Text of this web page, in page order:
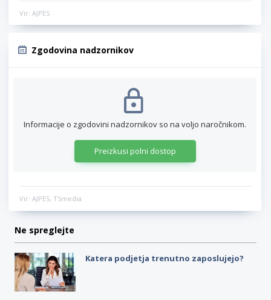
Vir: AJPES
Zgodovina nadzornikov
Informacije o zgodovini nadzornikov so na voljo naročnikom.
Preizkusi polni dostop
Vir: AJPES, TSmedia
Ne spreglejte
Katera podjetja trenutno zaposlujejo?